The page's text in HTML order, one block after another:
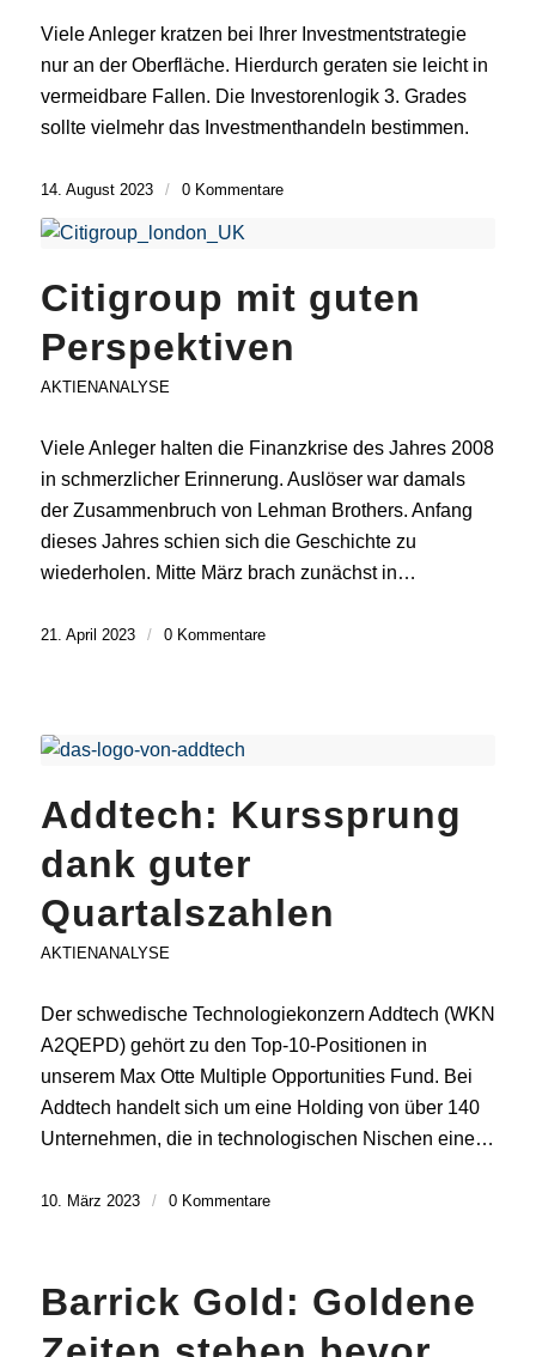
Viele Anleger kratzen bei Ihrer Investmentstrategie
nur an der Oberfläche. Hierdurch geraten sie leicht in
vermeidbare Fallen. Die Investorenlogik 3. Grades
sollte vielmehr das Investmenthandeln bestimmen.
14. August 2023 / 0 Kommentare
Citigroup mit guten
Perspektiven
AKTIENANALYSE
Viele Anleger halten die Finanzkrise des Jahres 2008
in schmerzlicher Erinnerung. Auslöser war damals
der Zusammenbruch von Lehman Brothers. Anfang
dieses Jahres schien sich die Geschichte zu
wiederholen. Mitte März brach zunächst in…
21. April 2023 / 0 Kommentare
Addtech: Kurssprung
dank guter
Quartalszahlen
AKTIENANALYSE
Der schwedische Technologiekonzern Addtech (WKN
A2QEPD) gehört zu den Top-10-Positionen in
unserem Max Otte Multiple Opportunities Fund. Bei
Addtech handelt sich um eine Holding von über 140
Unternehmen, die in technologischen Nischen eine…
10. März 2023 / 0 Kommentare
Barrick Gold: Goldene